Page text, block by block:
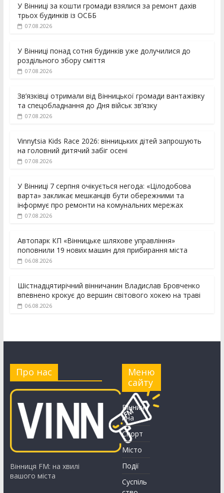
У Вінниці за кошти громади взялися за ремонт дахів
трьох будинків із ОСББ
07.08.2026
У Вінниці понад сотня будинків уже долучилися до
роздільного збору сміття
07.08.2026
Зв’язківці отримали від Вінницької громади вантажівку
та спецобладнання до Дня військ зв’язку
07.08.2026
Vinnytsia Kids Race 2026: вінницьких дітей запрошують
на головний дитячий забіг осені
07.08.2026
У Вінниці 7 серпня очікується негода: «Цілодобова
варта» закликає мешканців бути обережними та
інформує про ремонти на комунальних мережах
07.08.2026
Автопарк КП «Вінницьке шляхове управління»
поповнили 19 нових машин для прибирання міста
06.08.2026
Шістнадцятирічний вінничанин Владислав Бровченко
впевнено крокує до вершин світового хокею на траві
06.08.2026
Про нас
Вінниця FM: на хвилі
вашого міста
Меню
сайту
Вінничч
ина
Спорт
Місто
Події
Суспіль